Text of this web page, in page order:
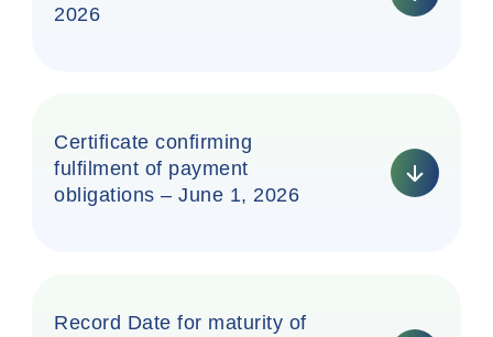
2026
Certificate confirming
fulfilment of payment
obligations – June 1, 2026
Record Date for maturity of